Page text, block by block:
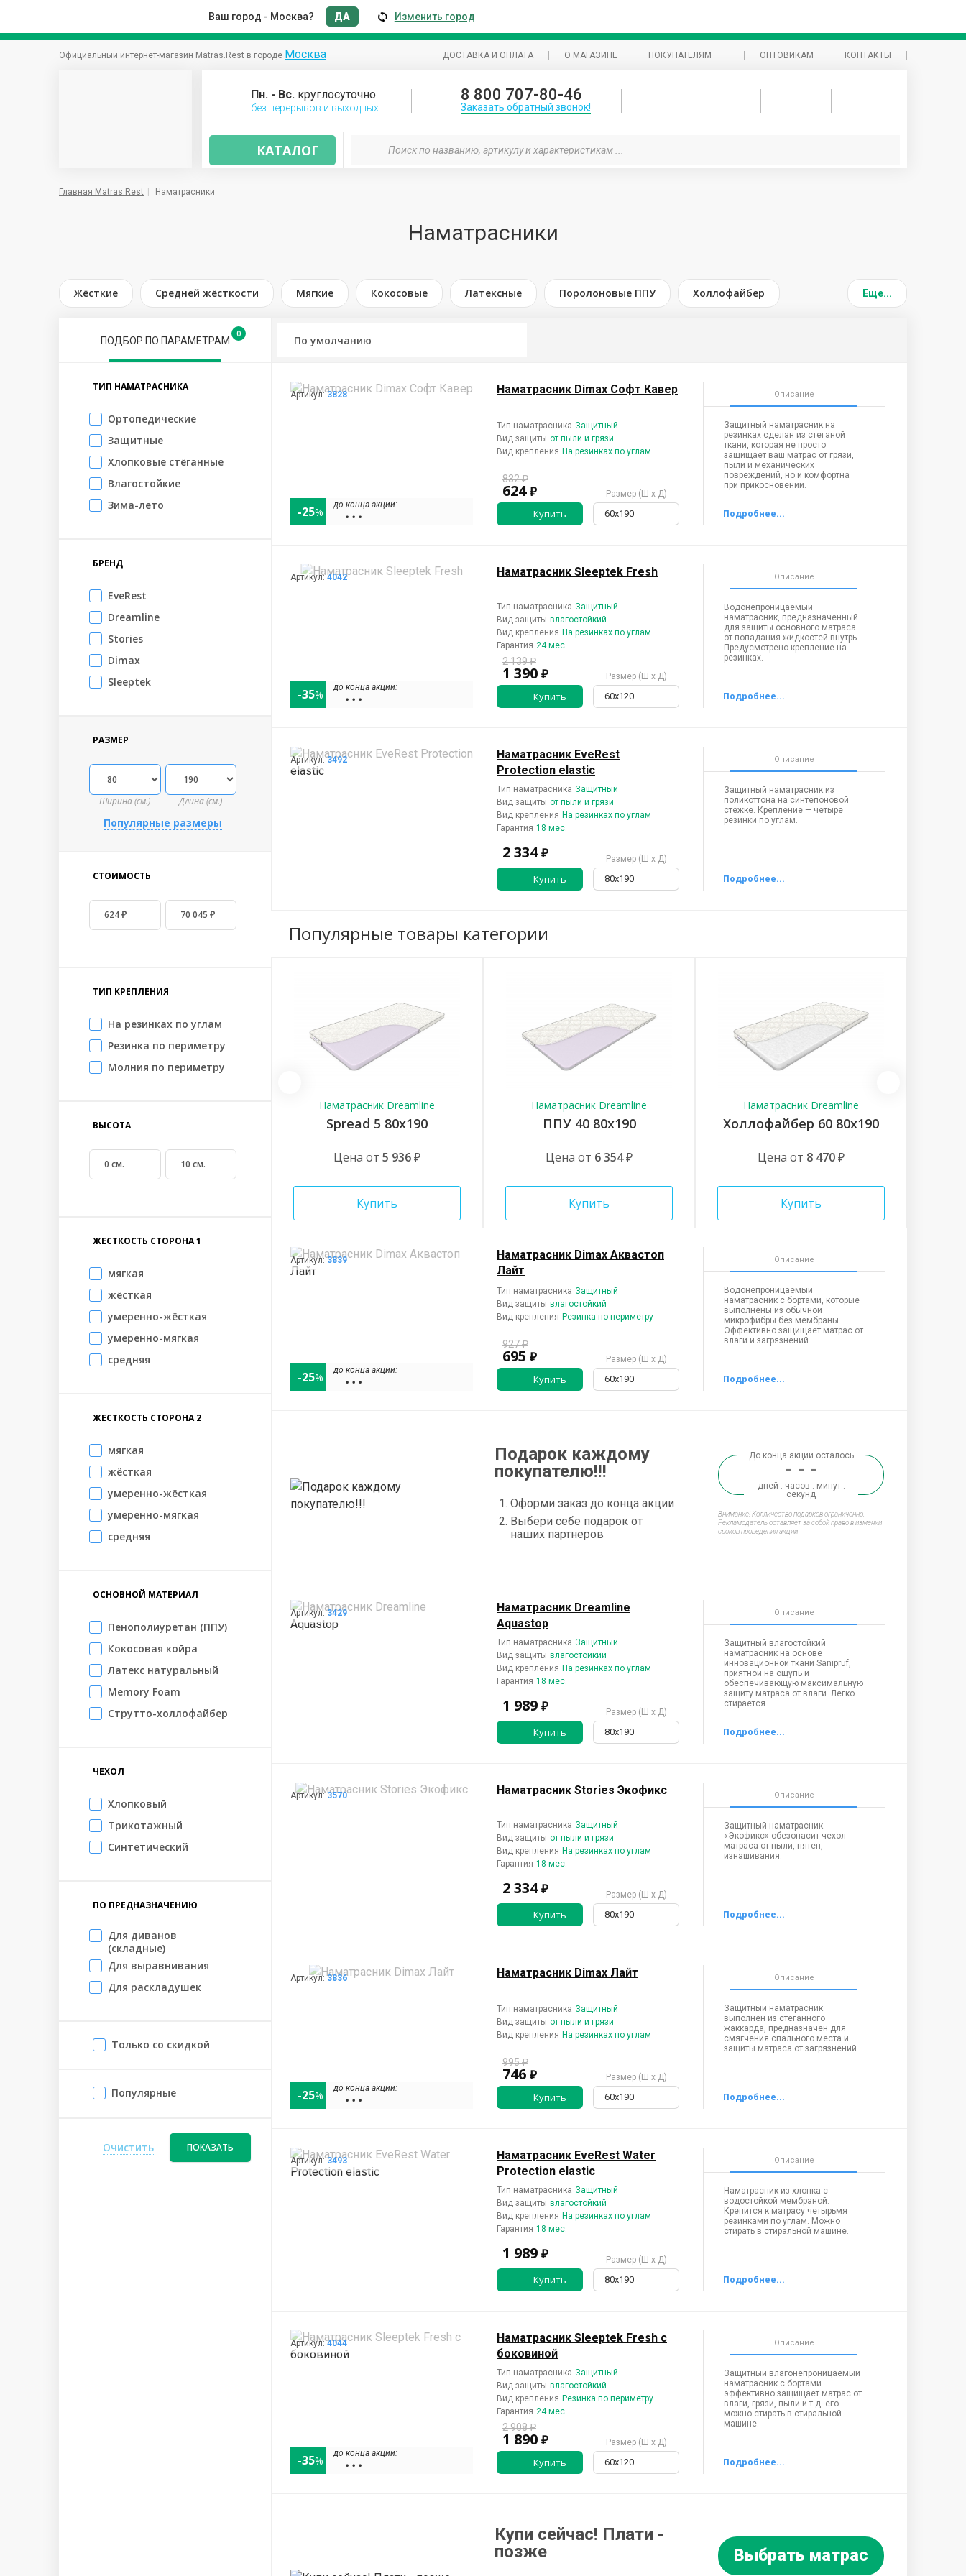
Ваш город - Москва? ДА Изменить город
Официальный интернет-магазин Matras.Rest в городе Москва ДОСТАВКА И ОПЛАТА О МАГАЗИНЕ ПОКУПАТЕЛЯМ ОПТОВИКАМ КОНТАКТЫ
Пн. - Вс. круглосуточно
без перерывов и выходных
8 800 707-80-46
Заказать обратный звонок!
КАТАЛОГ
Главная Matras.Rest Наматрасники
Наматрасники
Еще...
Жёсткие Средней жёсткости Мягкие Кокосовые Латексные Поролоновые ППУ Холлофайбер
Корректирующие
На резинках по углам
-25%
до конца акции:
• • •
Артикул:3828 Наматрасник Dimax Софт Кавер
832 ₽
624₽ Размер (Ш х Д)
Купить 60х190
Описание
Защитный наматрасник на
резинках сделан из стеганой
ткани, которая не просто
защищает ваш матрас от грязи,
пыли и механических
повреждений, но и комфортна
при прикосновении.
Тип наматрасника Защитный
Вид защиты от пыли и грязи
Вид крепления На резинках по углам
-35%
до конца акции:
• • •
Артикул:4042 Наматрасник Sleeptek Fresh
2 139 ₽
1 390 ₽ Размер (Ш х Д)
Купить 60х120
Описание
Водонепроницаемый
наматрасник, предназначенный
для защиты основного матраса
от попадания жидкостей внутрь.
Предусмотрено крепление на
резинках.
Тип наматрасника Защитный
Вид защиты влагостойкий
Вид крепления На резинках по углам
Гарантия 24 мес.
Артикул:3492
Наматрасник EveRest
Protection elastic
2 334₽ Размер (Ш х Д)
Купить 80х190
Описание
Защитный наматрасник из
поликоттона на синтепоновой
стежке. Крепление — четыре
резинки по углам.
Тип наматрасника Защитный
Вид защиты от пыли и грязи
Вид крепления На резинках по углам
Гарантия 18 мес.
Популярные товары категории
Наматрасник Dreamline
Spread 5 80x190
Цена от 5 936₽
Купить
Наматрасник Dreamline
ППУ 40 80x190
Цена от 6 354₽
Купить
Наматрасник Dreamline
Холлофайбер 60 80x190
Цена от 8 470₽
Купить
-25%
до конца акции:
• • •
Артикул:3839
Наматрасник Dimax Аквастоп
Лайт
927 ₽
695 ₽ Размер (Ш х Д)
Купить 60х190
Описание
Водонепроницаемый
наматрасник с бортами, которые
выполнены из обычной
микрофибры без мембраны.
Эффективно защищает матрас от
влаги и загрязнений.
Тип наматрасника Защитный
Вид защиты влагостойкий
Вид крепления Резинка по периметру
Подарок каждому
покупателю!!!
Оформи заказ до конца акции
Выбери себе подарок от
наших партнеров
До конца акции осталось
- - -
дней : часов : минут :
секунд
Внимание! Колличество подарков ограниченно.
Рекламодатель оставляет за собой право в измении
сроков проведения акции
Артикул:3429
Наматрасник Dreamline
Aquastop
1 989 ₽ Размер (Ш х Д)
Купить 80х190
Описание
Защитный влагостойкий
наматрасник на основе
инновационной ткани Sanipruf,
приятной на ощупь и
обеспечивающую максимальную
защиту матраса от влаги. Легко
стирается.
Тип наматрасника Защитный
Вид защиты влагостойкий
Вид крепления На резинках по углам
Гарантия 18 мес.
Артикул:3570 Наматрасник Stories Экофикс
2 334₽ Размер (Ш х Д)
Купить 80х190
Описание
Защитный наматрасник
«Экофикс» обезопасит чехол
матраса от пыли, пятен,
изнашивания.
Тип наматрасника Защитный
Вид защиты от пыли и грязи
Вид крепления На резинках по углам
Гарантия 18 мес.
-25%
до конца акции:
• • •
Артикул: 3836 Наматрасник Dimax Лайт
995 ₽
746 ₽ Размер (Ш х Д)
Купить 60х190
Описание
Защитный наматрасник
выполнен из стеганного
жаккарда, предназначен для
смягчения спального места и
защиты матраса от загрязнений.
Тип наматрасника Защитный
Вид защиты от пыли и грязи
Вид крепления На резинках по углам
Артикул:3493
Наматрасник EveRest Water
Protection elastic
1 989 ₽ Размер (Ш х Д)
Купить 80х190
Описание
Наматрасник из хлопка с
водостойкой мембраной.
Крепится к матрасу четырьмя
резинками по углам. Можно
стирать в стиральной машине.
Тип наматрасника Защитный
Вид защиты влагостойкий
Вид крепления На резинках по углам
Гарантия 18 мес.
-35%
до конца акции:
• • •
Артикул:4044
Наматрасник Sleeptek Fresh с
боковиной
2 908 ₽
1 890 ₽ Размер (Ш х Д)
Купить 60х120
Описание
Защитный влагонепроницаемый
наматрасник с бортами
эффективно защищает матрас от
влаги, грязи, пыли и т.д. его
можно стирать в стиральной
машине.
Тип наматрасника Защитный
Вид защиты влагостойкий
Вид крепления Резинка по периметру
Гарантия 24 мес.
Купи сейчас! Плати -
позже
Выбрать матрас
ПОДБОР ПО ПАРАМЕТРАМ
0
ТИП НАМАТРАСНИКА
Ортопедические
Защитные
Хлопковые стёганные
Влагостойкие
Зима-лето
БРЕНД
EveRest
Dreamline
Stories
Dimax
Sleeptek
РАЗМЕР
Ширина (см.) Длина (см.)
Популярные размеры
СТОИМОСТЬ
ТИП КРЕПЛЕНИЯ
На резинках по углам
Резинка по периметру
Молния по периметру
ВЫСОТА
ЖЕСТКОСТЬ СТОРОНА 1
мягкая
жёсткая
умеренно-жёсткая
умеренно-мягкая
средняя
ЖЕСТКОСТЬ СТОРОНА 2
мягкая
жёсткая
умеренно-жёсткая
умеренно-мягкая
средняя
ОСНОВНОЙ МАТЕРИАЛ
Пенополиуретан (ППУ)
Кокосовая койра
Латекс натуральный
Memory Foam
Струтто-холлофайбер
ЧЕХОЛ
Хлопковый
Трикотажный
Синтетический
ПО ПРЕДНАЗНАЧЕНИЮ
Для диванов
(складные)
Для выравнивания
Для раскладушек
Только со скидкой
Популярные
Очистить ПОКАЗАТЬ